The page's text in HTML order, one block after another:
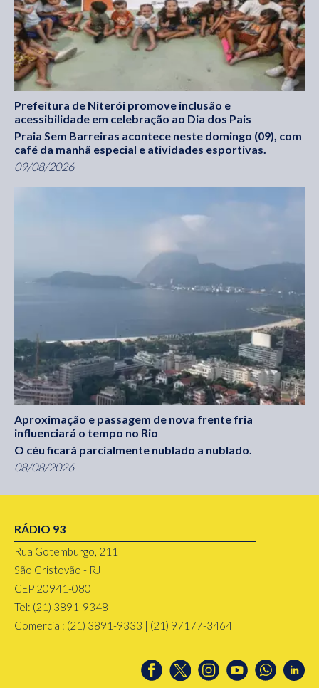
Prefeitura de Niterói promove inclusão e
acessibilidade em celebração ao Dia dos Pais
Praia Sem Barreiras acontece neste domingo (09), com
café da manhã especial e atividades esportivas.
09/08/2026
Aproximação e passagem de nova frente fria
influenciará o tempo no Rio
O céu ficará parcialmente nublado a nublado.
08/08/2026
RÁDIO 93
Rua Gotemburgo, 211
São Cristovão - RJ
CEP 20941-080
Tel: (21) 3891-9348
Comercial: (21) 3891-9333 | (21) 97177-3464